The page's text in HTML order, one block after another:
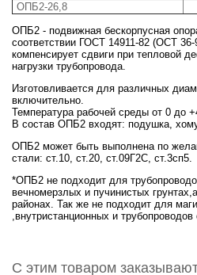
ОПБ2-26,8
ОПБ2 - подвижная бескорпусная
соответствии ГОСТ 14911-82 (ОСТ
компенсирует сдвиги при тепловой
нагрузки трубопровода.
Изготовливается для различных
включительно.
Температура рабочей среды от 0 до
В состав ОПБ2 входят: подушка,
ОПБ2 может быть выполнена по
стали: ст.10, ст.20, ст.09Г2С, ст.3сп5.
*ОПБ2 не подходит для
вечномерзлых и пучинистых
районах. Так же не подходит для
,внутристанционных и
С этим товаром